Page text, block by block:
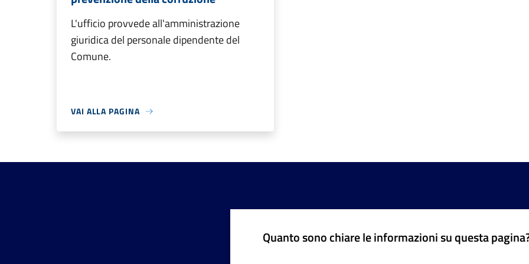
L'ufficio provvede all'amministrazione
giuridica del personale dipendente del
Comune.
VAI ALLA PAGINA
Quanto sono chiare le informazioni su questa